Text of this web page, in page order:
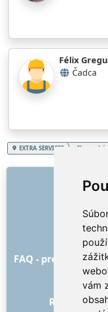
vám
Félix
Čadca
EXTRA SERVICES Slovenská
Ako
FAQ - pre
Recenzie